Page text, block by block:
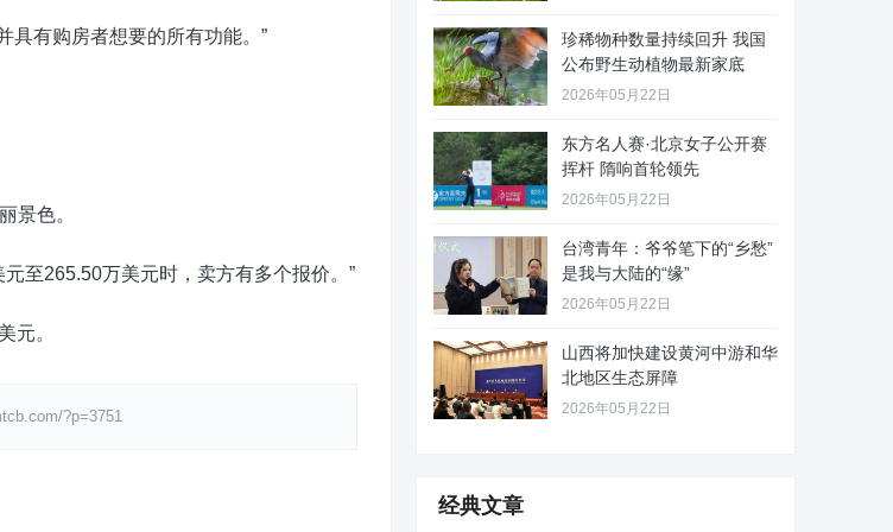
具有购房者想要的所有功能。”
景色。
至265.50万美元时，卖方有多个报价。”
元。
?p=3751
珍稀物种数量持续回升 我国
公布野生动植物最新家底
2026年05月22日
东方名人赛·北京女子公开赛
挥杆 隋响首轮领先
2026年05月22日
台湾青年：爷爷笔下的“乡愁”
是我与大陆的“缘”
2026年05月22日
山西将加快建设黄河中游和华
北地区生态屏障
2026年05月22日
经典文章